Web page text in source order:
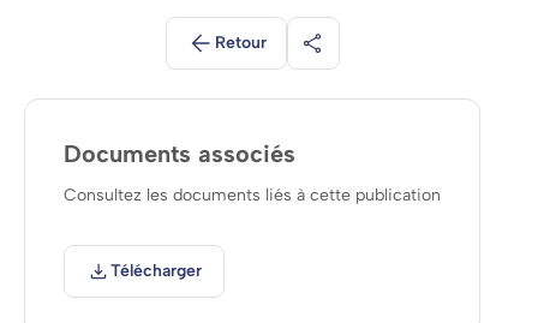
Retour Partager
Documents associés
Consultez les documents liés à cette publication
Télécharger